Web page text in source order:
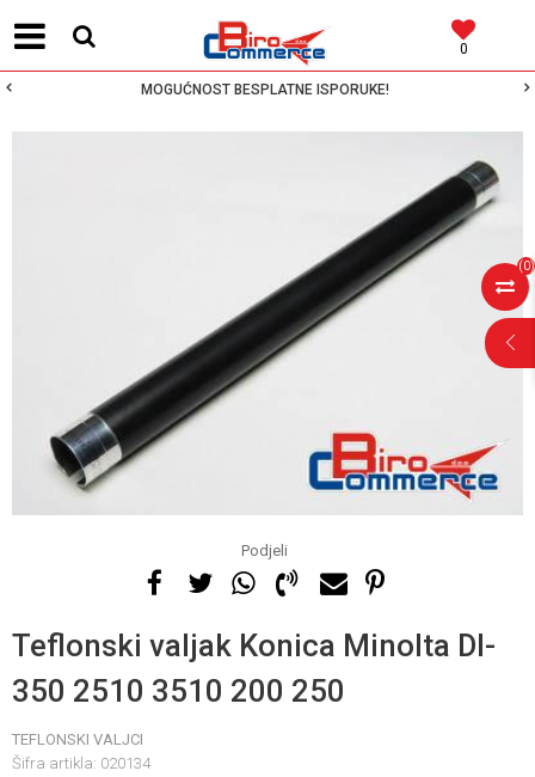
0
MOGUĆNOST BESPLATNE ISPORUKE!
(0)
Podjeli
Teflonski valjak Konica Minolta DI-
350 2510 3510 200 250
TEFLONSKI VALJCI
Šifra artikla: 020134